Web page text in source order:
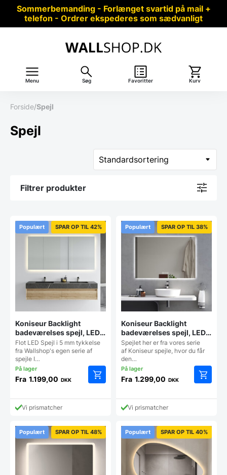
Sommerbemanding - Forlænget svartid på mail +
telefon - Ordrer ekspederes som sædvanligt
Menu Søg Favoritter Kurv
Forside/Spejl
Spejl
Filtrer produkter
Populært SPAR OP TIL 42%
Koniseur Backlight
badeværelses spejl, LED –
lampeudtag – Antidug
Flot LED Spejl i 5 mm tykkelse
fra Wallshop's egen serie af
spejle I…
Fra 1.199,00 DKK
vare
varianter.
Mulighederne
kan
vælges
Vi prismatcher
Populært SPAR OP TIL 38%
Koniseur Backlight
badeværelses spejl, LED,
Antidug og Touchsensor
Spejlet her er fra vores serie
af Koniseur spejle, hvor du får
den…
Fra 1.299,00 DKK
vare
kan
på
Vi prismatcher
Populært SPAR OP TIL 48% Populært SPAR OP TIL 40%